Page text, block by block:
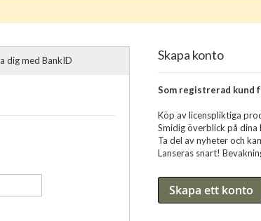
dig med BankID Skapa konto
Som registrerad
Köp av licenspliktiga
Smidig överblick på dina
Ta del av nyheter och
Lanseras snart!
Skapa ett konto